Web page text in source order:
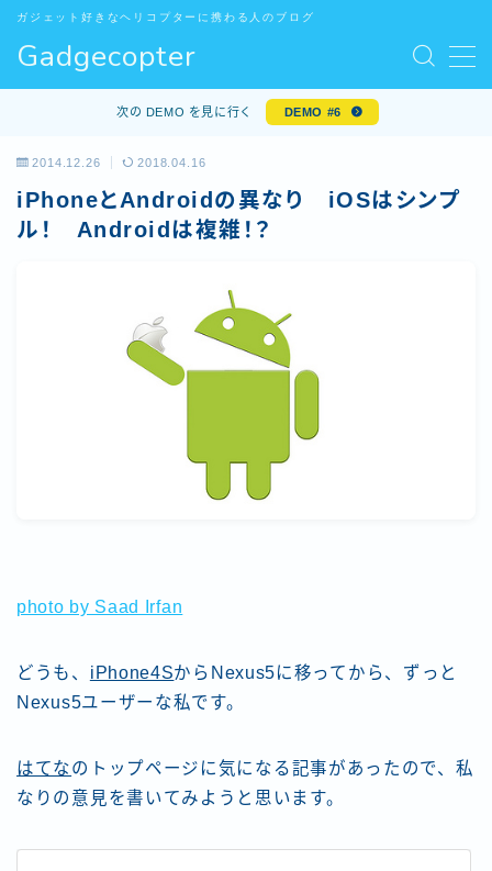
Gadgecopter
ガジェット好きなヘリコプターに携わる人のブログ
MENU
お問い合わせ
デモプリセット記事 #5
デモプリセット記事 Part10
プライバシーポリシー
プライバシーポリシー
利用規約／特定商取引法に基づく表記
有料記事の決済完了ページ
特定商取引法に基づく表記
次の DEMO を見に行く DEMO #6
2014.12.26 2018.04.16
iPhoneとAndroidの異なり iOSはシンプ
ル！ Androidは複雑！？
photo by Saad Irfan
どうも、 iPhone4SからNexus5に移ってから、ずっと
Nexus5ユーザーな私です。
はてなのトップページに気になる記事があったので、私
なりの意見を書いてみようと思います。